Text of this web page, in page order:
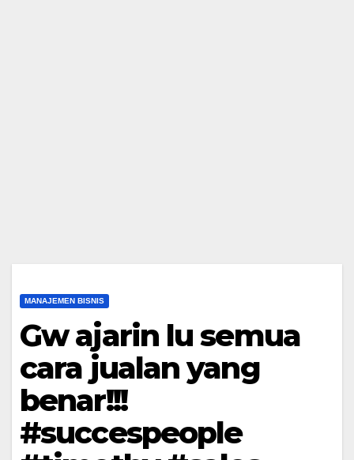
MANAJEMEN BISNIS
Gw ajarin lu semua
cara jualan yang
benar!!!
#succespeople